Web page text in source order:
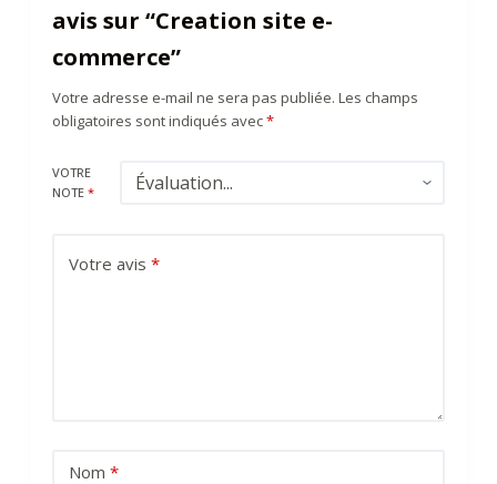
avis sur “Creation site e-
commerce”
Votre adresse e-mail ne sera pas publiée. Les champs
obligatoires sont indiqués avec*
VOTRE
NOTE *
Votre avis *
Nom *